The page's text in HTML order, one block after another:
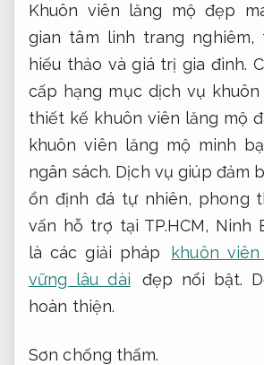
Khuôn viên lăng mộ đẹp
gian tâm linh trang nghiêm,
hiếu thảo và giá trị gia đình.
cấp hạng mục dịch vụ
thiết kế khuôn viên lăng mộ
khuôn viên lăng mộ minh
ngân sách. Dịch vụ giúp đảm
ổn định đá tự nhiên, phong
vấn hỗ trợ tại TP.HCM, Ninh
là các giải pháp
khuôn
vững lâu dài
đẹp nổi bật.
hoàn thiện.
Sơn chống thấm.